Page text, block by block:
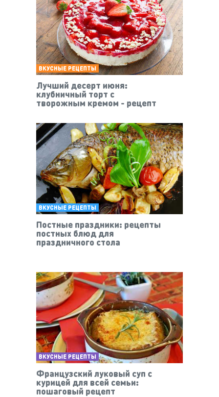
ВКУСНЫЕ РЕЦЕПТЫ
Лучший десерт июня:
клубничный торт с
творожным кремом - рецепт
ВКУСНЫЕ РЕЦЕПТЫ
Постные праздники: рецепты
постных блюд для
праздничного стола
ВКУСНЫЕ РЕЦЕПТЫ
Французский луковый суп с
курицей для всей семьи:
пошаговый рецепт